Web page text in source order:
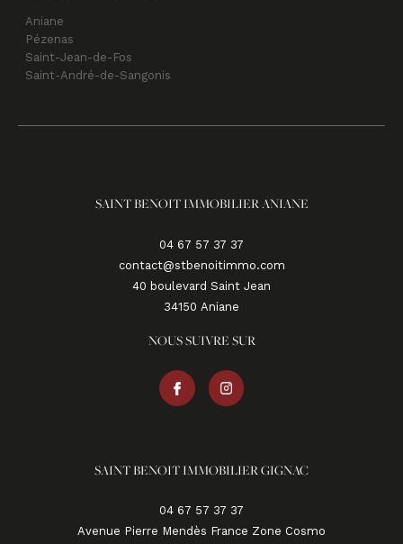
Aniane
Pézenas
Saint-Jean-de-Fos
Saint-André-de-Sangonis
SAINT BENOIT IMMOBILIER ANIANE
04 67 57 37 37
contact@stbenoitimmo.com
40 boulevard Saint Jean
34150
aniane
NOUS SUIVRE SUR
SAINT BENOIT IMMOBILIER GIGNAC
04 67 57 37 37
Avenue Pierre Mendès France Zone Cosmo